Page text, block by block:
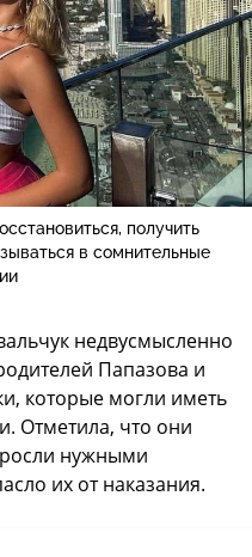
получить
в сомнительные
недвусмысленно
Папазова и
которые могли иметь
Отметила, что они
нужными
их от наказания.